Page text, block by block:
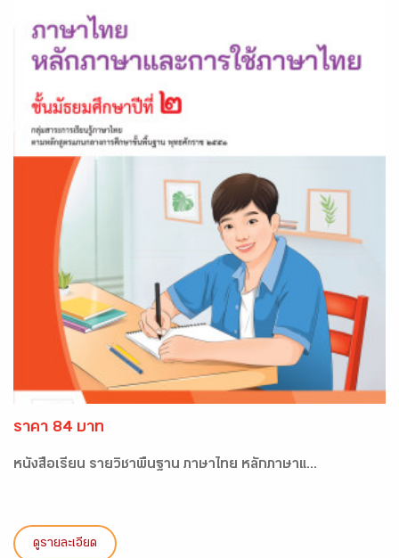
ราคา 84 บาท
หนังสือเรียน รายวิชาพื้นฐาน ภาษาไทย หลักภาษาแ...
ดูรายละเอียด